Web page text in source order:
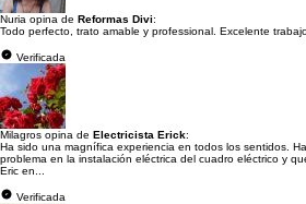
Nuria opina de Reformas Divi:
Todo perfecto, trato amable y professional. Excelente
Verificada
Milagros opina de Electricista Erick:
Ha sido una magnífica experiencia en todos los sentidos.
problema en la instalación eléctrica del cuadro eléctrico y
Eric en...
Verificada